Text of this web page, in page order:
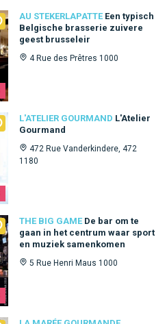
AU STEKERLAPATTE Een typisch
Belgische brasserie zuivere
geest brusseleir
4 Rue des Prêtres 1000
L'ATELIER GOURMAND L'Atelier
Gourmand
472 Rue Vanderkindere, 472
1180
THE BIG GAME De bar om te
gaan in het centrum waar sport
en muziek samenkomen
5 Rue Henri Maus 1000